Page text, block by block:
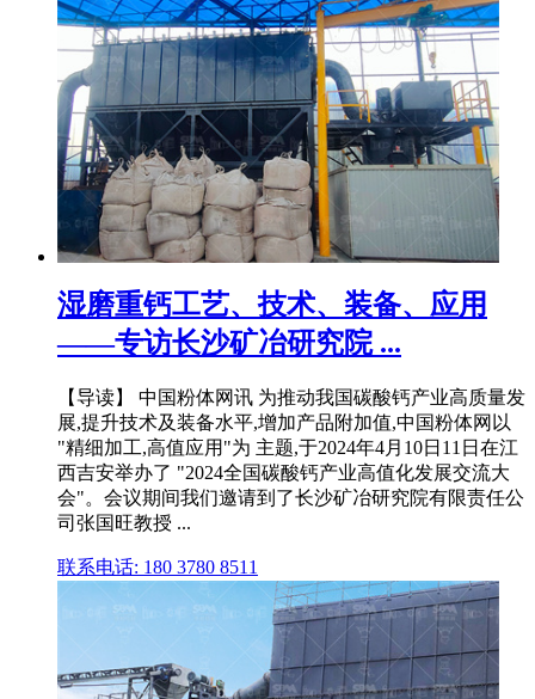
湿磨重钙工艺、技术、装备、应用
——专访长沙矿冶研究院 ...
【导读】 中国粉体网讯 为推动我国碳酸钙产业高质量发
展,提升技术及装备水平,增加产品附加值,中国粉体网以
"精细加工,高值应用"为 主题,于2024年4月10日11日在江
西吉安举办了 "2024全国碳酸钙产业高值化发展交流大
会"。会议期间我们邀请到了长沙矿冶研究院有限责任公
司张国旺教授 ...
联系电话: 180 3780 8511